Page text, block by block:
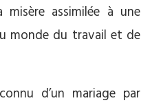
assimilée à une
monde du travail et de
d’un mariage par